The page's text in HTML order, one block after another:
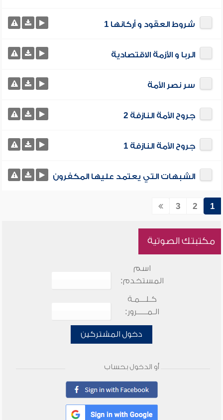
شروط العقود و أركانها 1
الربا و الأزمة الاقتصادية
سر نصر الأمة
جروح الأمة النازفة 2
جروح الأمة النازفة 1
الشبهات التي يعتمد عليها المكفرون
1
2
3
مكتبتك الصوتية
اسم
المستخدم:
كـلـــمـة
الـمـــــرور:
دخول المشتركين
أو الدخول بحساب